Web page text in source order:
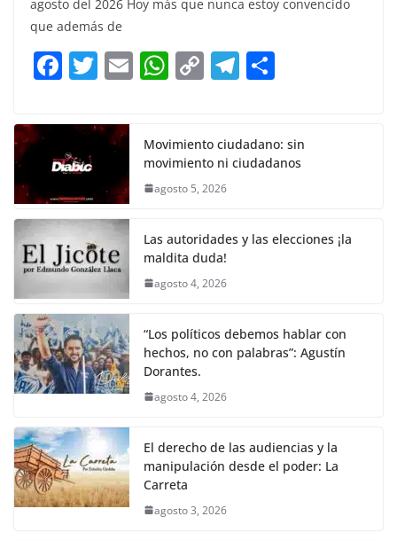
e
b
o
k
er
A
p
Li
n
a
m
e
agosto del 2026 Hoy más que nunca estoy convencido
que además de
F
c
e
b
o
o
k
T
itt
er
E W
s
A
p
C
y
Li
k
T
gr
a
e
Movimiento ciudadano: sin
movimiento ni ciudadanos
agosto 5, 2026
Las autoridades y las elecciones ¡la
maldita duda!
agosto 4, 2026
“Los políticos debemos hablar con
hechos, no con palabras”: Agustín
Dorantes.
agosto 4, 2026
El derecho de las audiencias y la
manipulación desde el poder: La
Carreta
agosto 3, 2026